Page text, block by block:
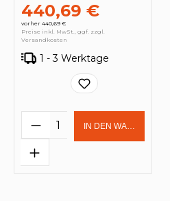
440,69 €
vorher 440,69 €
Preise inkl. MwSt., ggf. zzgl.
Versandkosten
1 - 3 Werktage
Produkt Anzahl:
IN DEN WARENKORB